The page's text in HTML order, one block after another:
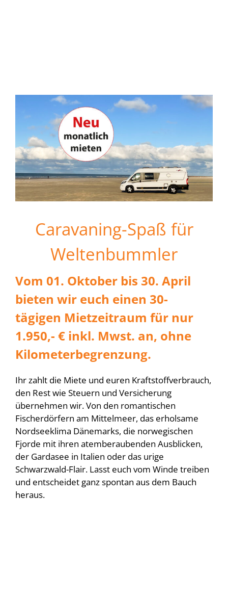
Caravaning-Spaß für
Weltenbummler
Vom 01. Oktober bis 30. April
bieten wir euch einen 30-
tägigen Mietzeitraum für nur
1.950,- € inkl. Mwst. an, ohne
Kilometerbegrenzung.
Ihr zahlt die Miete und euren Kraftstoffverbrauch,
den Rest wie Steuern und Versicherung
übernehmen wir. Von den romantischen
Fischerdörfern am Mittelmeer, das erholsame
Nordseeklima Dänemarks, die norwegischen
Fjorde mit ihren atemberaubenden Ausblicken,
der Gardasee in Italien oder das urige
Schwarzwald-Flair. Lasst euch vom Winde treiben
und entscheidet ganz spontan aus dem Bauch
heraus.